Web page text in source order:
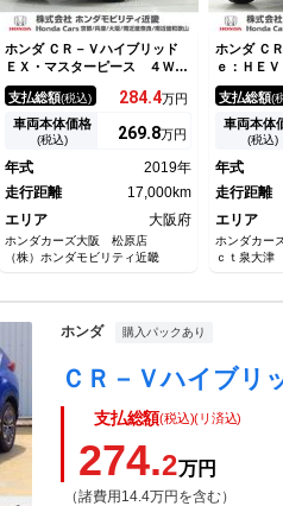
ホンダ ＣＲ－Ｖハイブリッド
ＥＸ・マスターピース ４Ｗ
Ｄ ワンオーナー 禁煙車 ７
インチナビ バックカメラ ド
ラレコ ＥＴＣ２．０ アダプ
ティブクルーズコントロール
子 衝突被害軽減ブレーキ 障
害物センサー 電動シート
支払総額(税込) 284.4万円
車両本体価格
(税込) 269.8万円
年式
2019年
走行距離
17,000km
エリア
大阪府
ホンダカーズ大阪 松原店
（株）ホンダモビリティ近畿
ホンダ Ｃ
ｅ：ＨＥ
ィション
車 純正
後ドラレ
Ｃ２．０
ートヒー
ｔｈ ＬＥ
支払総額(
車両本体
(税込)
年式
走行距離
エリア
ホンダカー
ｃｔ泉大津
ホンダ 購入パックあり
支払総額(税込)(リ済込)
274.2万円
（諸費用14.4万円を含む）